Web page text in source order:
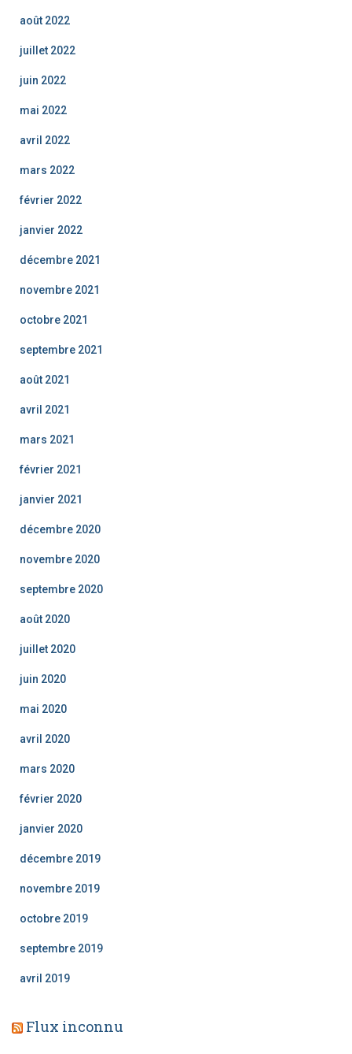
août 2022
juillet 2022
juin 2022
mai 2022
avril 2022
mars 2022
février 2022
janvier 2022
décembre 2021
novembre 2021
octobre 2021
septembre 2021
août 2021
avril 2021
mars 2021
février 2021
janvier 2021
décembre 2020
novembre 2020
septembre 2020
août 2020
juillet 2020
juin 2020
mai 2020
avril 2020
mars 2020
février 2020
janvier 2020
décembre 2019
novembre 2019
octobre 2019
septembre 2019
avril 2019
Flux inconnu